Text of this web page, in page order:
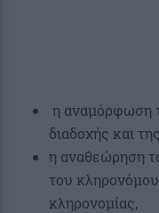
η αναμόρφωση
διαδοχής και
η αναθεώρηση
του
κληρονομίας,